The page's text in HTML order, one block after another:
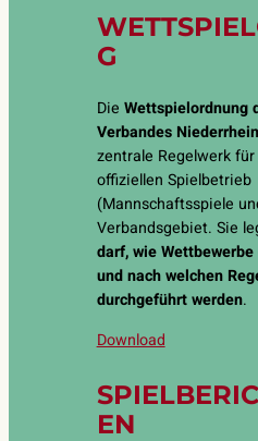
G
Die Wettspielordnung
Verbandes
zentrale Regelwerk
offiziellen Spielbetrieb
(Mannschaftsspiele
Verbandsgebiet. Sie
darf, wie
und nach welchen
durchgeführt werden.
Download
EN